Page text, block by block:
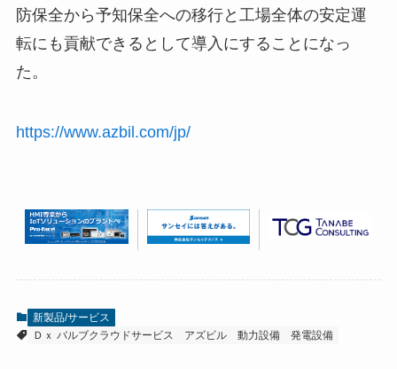
防保全から予知保全への移行と工場全体の安定運
転にも貢献できるとして導入にすることになっ
た。
https://www.azbil.com/jp/
新製品/サービス
Ｄｘ バルブクラウドサービス
アズビル 動力設備 発電設備